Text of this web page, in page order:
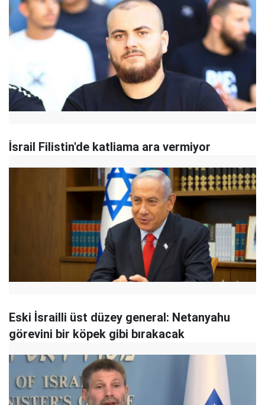
İsrail Filistin'de katliama ara vermiyor
Eski İsrailli üst düzey general: Netanyahu
görevini bir köpek gibi bırakacak